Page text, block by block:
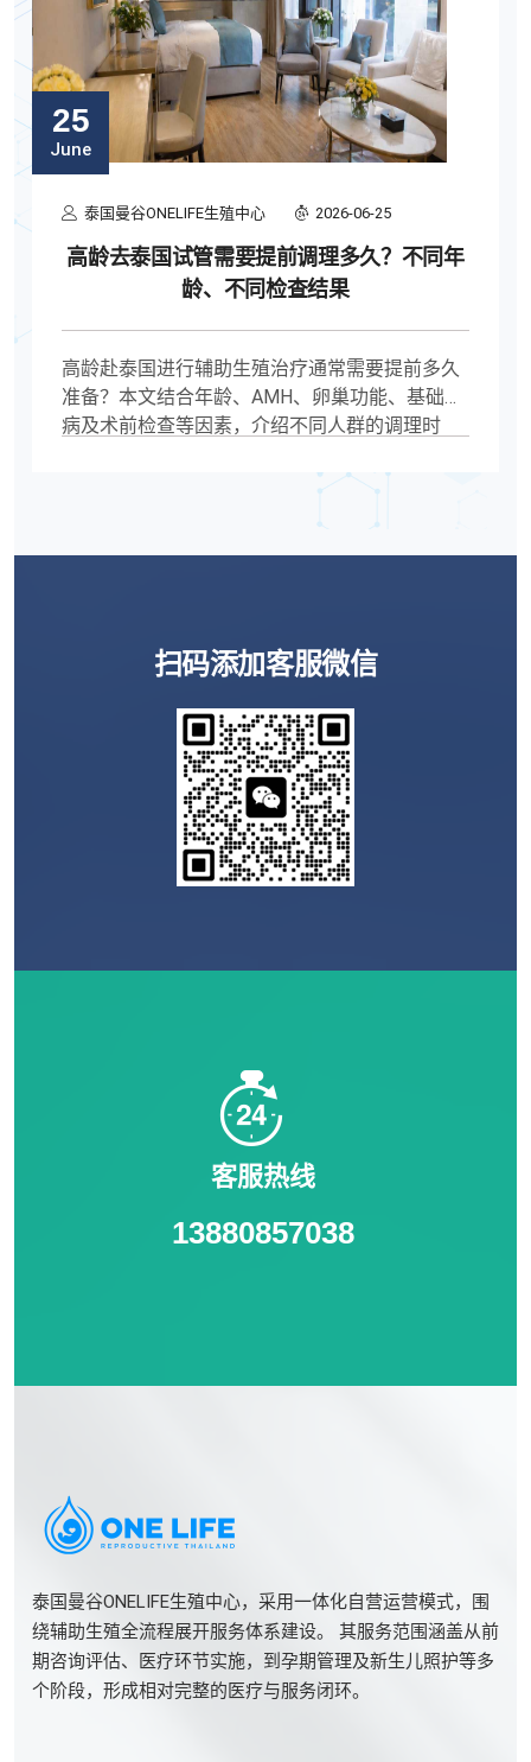
25
June
泰国曼谷ONELIFE生殖中心 2026-06-25
高龄去泰国试管需要提前调理多久？不同年
龄、不同检查结果
高龄赴泰国进行辅助生殖治疗通常需要提前多久
准备？本文结合年龄、AMH、卵巢功能、基础疾
病及术前检查等因素，介绍不同人群的调理时
扫码添加客服微信
客服热线
13880857038
泰国曼谷ONELIFE生殖中心，采用一体化自营运营模式，围
绕辅助生殖全流程展开服务体系建设。 其服务范围涵盖从前
期咨询评估、医疗环节实施，到孕期管理及新生儿照护等多
个阶段，形成相对完整的医疗与服务闭环。